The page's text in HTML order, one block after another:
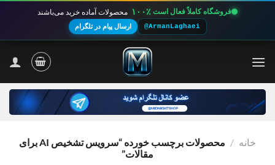
فروشگاه کاملاً فعال است ۱۰۰٪ محصولات آماده خرید می‌باشند
@ArmanLaghaei ارسال پیام در تلگرام
خانه /
محصولات برچسب خورده “سرویس تشخیص AI برای
مقالات”